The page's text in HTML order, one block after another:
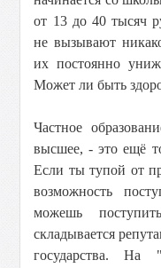
от 13 до 40 тысяч
не вызывают
их постоянно
Может ли быть
Частное
высшее, - это ещё
Если ты тупой от
возможность
можешь
складывается
государства. На